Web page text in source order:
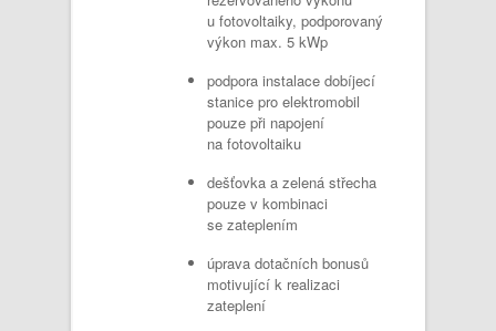
u fotovoltaiky, podporovaný
výkon max. 5 kWp
podpora instalace dobíjecí
stanice pro elektromobil
pouze při napojení
na fotovoltaiku
dešťovka a zelená střecha
pouze v kombinaci
se zateplením
úprava dotačních bonusů
motivující k realizaci
zateplení